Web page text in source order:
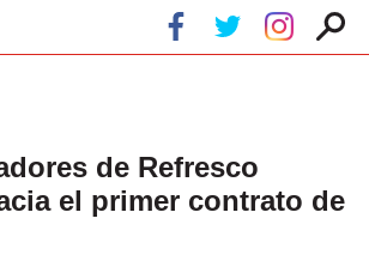
de Refresco
el primer contrato de